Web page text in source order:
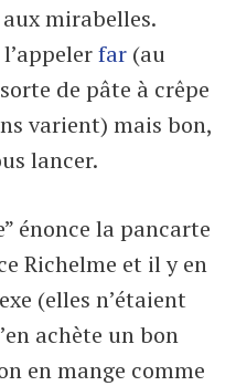
mirabelles.
far (au
de pâte à crêpe
varient) mais bon,
lancer.
énonce la pancarte
Richelme et il y en
(elles n’étaient
achète un bon
en mange comme